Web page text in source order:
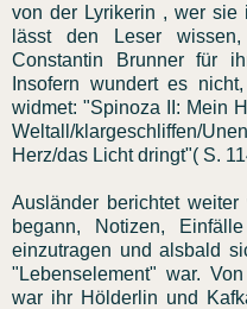
von der Lyrikerin , wer
lässt den Leser
Constantin Brunner für
Insofern wundert es
widmet: "Spinoza II: Mein
Weltall/klargeschliffen/
Herz/das Licht dringt"( S.
Ausländer berichtet
begann, Notizen,
einzutragen und alsbald
"Lebenselement" war.
war ihr Hölderlin und